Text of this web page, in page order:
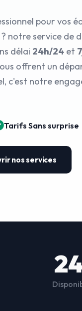
pour vos
? notre service de
délai 24h/24 et
offrent un
c'est notre
Tarifs Sans surprise
nos services